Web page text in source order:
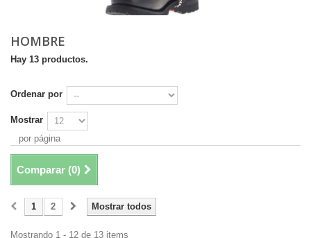
HOMBRE
Hay 13 productos.
Ordenar por
Mostrar
por página
Comparar (0)
Mostrar todos
1 2
Mostrando 1 - 12 de 13 items